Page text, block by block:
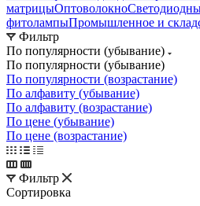
матрицыОптоволокно
фитолампыПромышленное и
Фильтр
По популярности (убывание)
По популярности (убывание)
По популярности (возрастание)
По алфавиту (убывание)
По алфавиту (возрастание)
По цене (убывание)
По цене (возрастание)
Фильтр
Сортировка